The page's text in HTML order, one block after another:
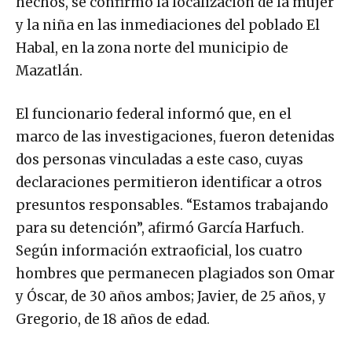
y la niña en las inmediaciones del poblado El
Habal, en la zona norte del municipio de
Mazatlán.
El funcionario federal informó que, en el
marco de las investigaciones, fueron detenidas
dos personas vinculadas a este caso, cuyas
declaraciones permitieron identificar a otros
presuntos responsables. “Estamos trabajando
para su detención”, afirmó García Harfuch.
Según información extraoficial, los cuatro
hombres que permanecen plagiados son Omar
y Óscar, de 30 años ambos; Javier, de 25 años, y
Gregorio, de 18 años de edad.